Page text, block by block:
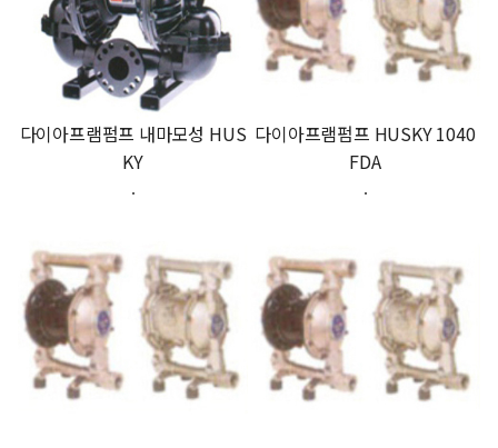
다이아프램펌프 내마모성 HUS
KY
.
다이아프램펌프 HUSKY 1040
FDA
.